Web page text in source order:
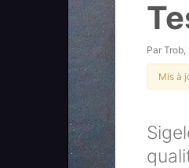
Par Trob,
Mis à